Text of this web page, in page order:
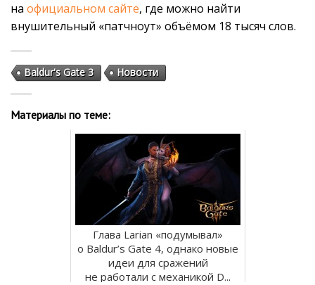
на официальном сайте, где можно найти
внушительный «патчноут» объёмом 18 тысяч слов.
Baldur's Gate 3 Новости
Материалы по теме:
Глава Larian «подумывал»
о Baldur’s Gate 4, однако новые
идеи для сражений
не работали с механикой D...